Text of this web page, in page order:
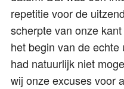
repetitie voor de
scherpte van onze
het begin van de
had natuurlijk niet
wij onze excuses voor